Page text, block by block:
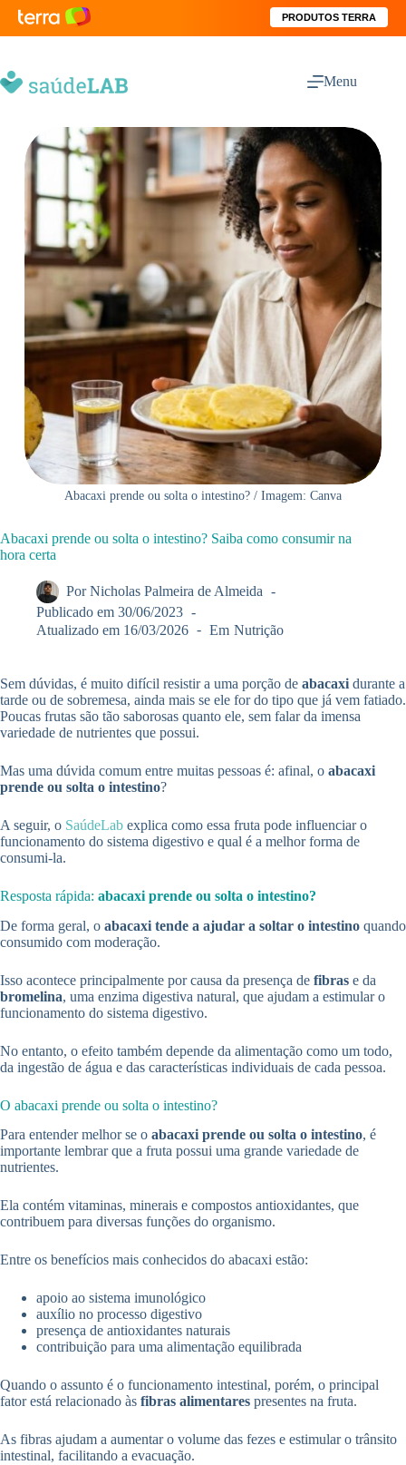
PRODUTOS TERRA
Menu
Abacaxi prende ou solta o intestino? / Imagem: Canva
Abacaxi prende ou solta o intestino? Saiba como consumir na
hora certa
Por Nicholas Palmeira de Almeida
Publicado em 30/06/2023
Atualizado em 16/03/2026 Em Nutrição
Sem dúvidas, é muito difícil resistir a uma porção de abacaxi durante a
tarde ou de sobremesa, ainda mais se ele for do tipo que já vem fatiado.
Poucas frutas são tão saborosas quanto ele, sem falar da imensa
variedade de nutrientes que possui.
Mas uma dúvida comum entre muitas pessoas é: afinal, o abacaxi
prende ou solta o intestino?
A seguir, o SaúdeLab explica como essa fruta pode influenciar o
funcionamento do sistema digestivo e qual é a melhor forma de
consumi-la.
Resposta rápida: abacaxi prende ou solta o intestino?
De forma geral, o abacaxi tende a ajudar a soltar o intestino quando
consumido com moderação.
Isso acontece principalmente por causa da presença de fibras e da
bromelina, uma enzima digestiva natural, que ajudam a estimular o
funcionamento do sistema digestivo.
No entanto, o efeito também depende da alimentação como um todo,
da ingestão de água e das características individuais de cada pessoa.
O abacaxi prende ou solta o intestino?
Para entender melhor se o abacaxi prende ou solta o intestino, é
importante lembrar que a fruta possui uma grande variedade de
nutrientes.
Ela contém vitaminas, minerais e compostos antioxidantes, que
contribuem para diversas funções do organismo.
Entre os benefícios mais conhecidos do abacaxi estão:
apoio ao sistema imunológico
auxílio no processo digestivo
presença de antioxidantes naturais
contribuição para uma alimentação equilibrada
Quando o assunto é o funcionamento intestinal, porém, o principal
fator está relacionado às fibras alimentares presentes na fruta.
As fibras ajudam a aumentar o volume das fezes e estimular o trânsito
intestinal, facilitando a evacuação.